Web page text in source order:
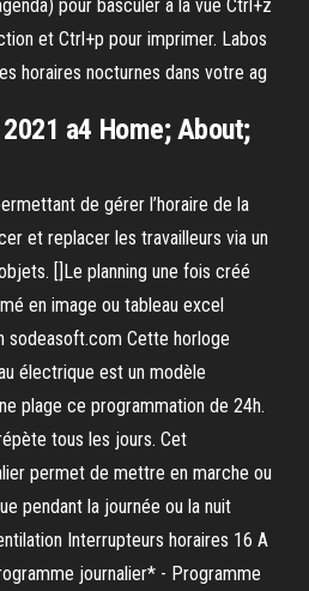
pour basculer à la vue Ctrl+z
et Ctrl+p pour imprimer. Labos
horaires nocturnes dans votre ag
a4 Home; About;
de gérer l’horaire de la
et replacer les travailleurs via un
[]Le planning une fois créé
en image ou tableau excel
sodeasoft.com Cette horloge
électrique est un modèle
plage ce programmation de 24h.
tous les jours. Cet
permet de mettre en marche ou
pendant la journée ou la nuit
Interrupteurs horaires 16 A
journalier* - Programme